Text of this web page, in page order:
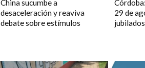
China sucumbe a
desaceleración y reaviva
debate sobre estímulos
29 de